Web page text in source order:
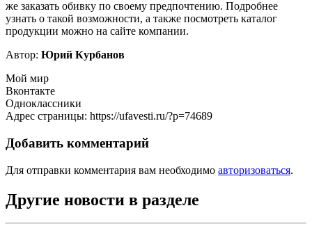
же заказать обивку по своему предпочтению. Подробнее
узнать о такой возможности, а также посмотреть каталог
продукции можно на сайте компании.
Автор: Юрий Курбанов
Мой мир
Вконтакте
Одноклассники
Адрес страницы: https://ufavesti.ru/?p=74689
Добавить комментарий
Для отправки комментария вам необходимо авторизоваться.
Другие новости в разделе